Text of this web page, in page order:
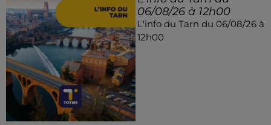
06/08/26 à 12h00
L'info du Tarn du 06/08/26 à
12h00